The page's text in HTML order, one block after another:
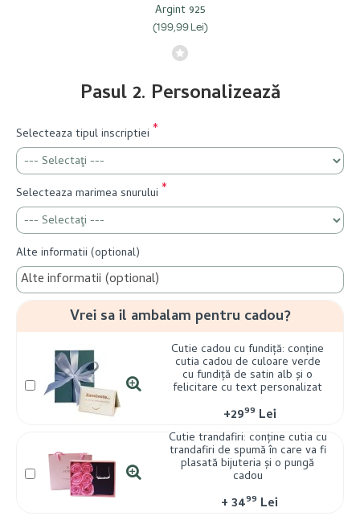
Argint 925
(199,99 Lei)
Pasul 2. Personalizează
Selecteaza tipul inscriptiei
Selecteaza marimea snurului
Alte informatii (optional)
Vrei sa il ambalam pentru cadou?
Cutie cadou cu fundiță: conține
cutia cadou de culoare verde
cu fundiță de satin alb și o
felicitare cu text personalizat
+2999 Lei
Cutie trandafiri: conține cutia cu
trandafiri de spumă în care va fi
plasată bijuteria și o pungă
cadou
+3499 Lei